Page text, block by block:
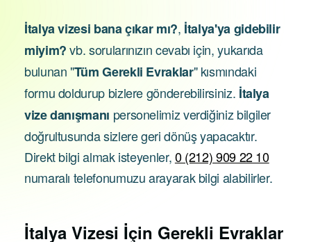
İtalya vizesi bana çıkar mı?, İtalya'ya gidebilir
miyim?vb. sorularınızın cevabı için, yukarıda
bulunan "Tüm Gerekli Evraklar" kısmındaki
formu doldurup bizlere gönderebilirsiniz. İtalya
vize danışmanı personelimiz verdiğiniz bilgiler
doğrultusunda sizlere geri dönüş yapacaktır.
Direkt bilgi almak isteyenler,0 (212) 909 22 10
numaralı telefonumuzu arayarak bilgi alabilirler.
İtalya Vizesi İçin Gerekli Evraklar